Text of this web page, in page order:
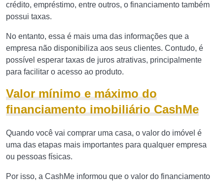
crédito, empréstimo, entre outros, o financiamento também
possui taxas.
No entanto, essa é mais uma das informações que a
empresa não disponibiliza aos seus clientes. Contudo, é
possível esperar taxas de juros atrativas, principalmente
para facilitar o acesso ao produto.
Valor mínimo e máximo do
financiamento imobiliário CashMe
Quando você vai comprar uma casa, o valor do imóvel é
uma das etapas mais importantes para qualquer empresa
ou pessoas físicas.
Por isso, a CashMe informou que o valor do financiamento